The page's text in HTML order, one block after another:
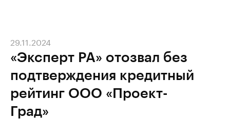
«Эксперт РА» отозвал без
подтверждения кредитный
рейтинг ООО «Проект-
Град»
29.11.2024